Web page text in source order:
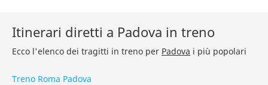
Itinerari diretti a Padova in treno
Ecco l'elenco dei tragitti in treno per Padova i più popolari
Treno Roma Padova